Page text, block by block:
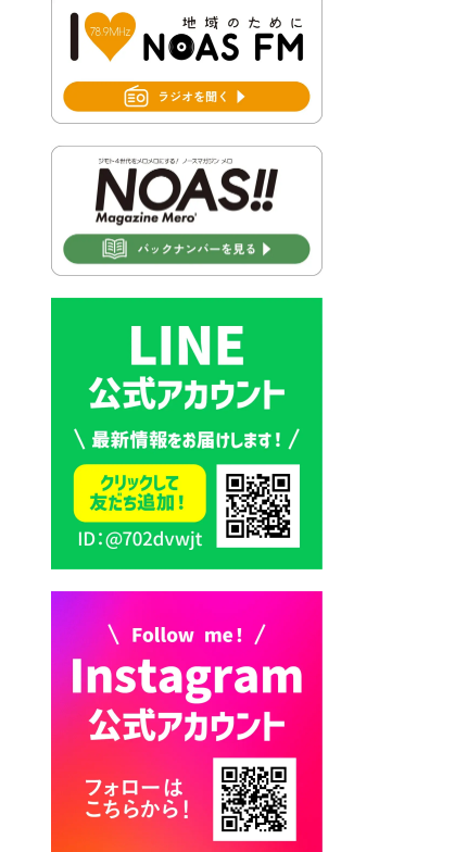
2026年7月31日 第６次豊前市
総合計画後期基本計画策定業
書が変わります！
2026年7月30日 豊前市立豊前
中学校の進捗状況について
2026年7月30日 豊前市立学校
2026年7月30日 豊前市立学校
紹介≪再編計画の見直しにつ
いて≫
2026年7月29日 豊前市指定ご
み袋販売のお知らせ
2026年7月28日 豊前カラス天
狗みなと祭り（花火大会）開
催決定！
2026年7月28日 令和8年度
京築地区水道企業団職員採用
試験（募集）
2026年7月27日 マイナンバー
カード交付に伴う休日および
平日夜間開庁の案内
2026年7月22日 令和８年度
「こども文化パスポート事